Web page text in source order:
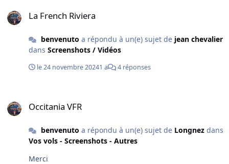
La French Riviera
benvenuto a répondu à un(e) sujet de jean chevalier
dans Screenshots / Vidéos
le 24 novembre 20241 a 4 réponses
Occitania VFR
benvenuto a répondu à un(e) sujet de Longnezdans
Vos vols - Screenshots - Autres
Merci